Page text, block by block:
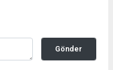
Gönder